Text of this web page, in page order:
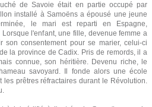
de Savoie était en partie occupé par
installé à Samoëns a épousé une jeune
le mari est reparti en Espagne,
l'enfant, une fille, devenue femme a
son consentement pour se marier, celui-ci
la province de Cadix. Pris de remords, il a
connue, son héritière. Devenu riche, le
savoyard. Il fonde alors une école
les prêtres réfractaires durant le Révolution.